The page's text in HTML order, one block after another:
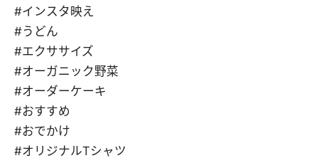
#インスタ映え
#うどん
#エクササイズ
#オーガニック野菜
#オーダーケーキ
#おすすめ
#おでかけ
#オリジナルTシャツ